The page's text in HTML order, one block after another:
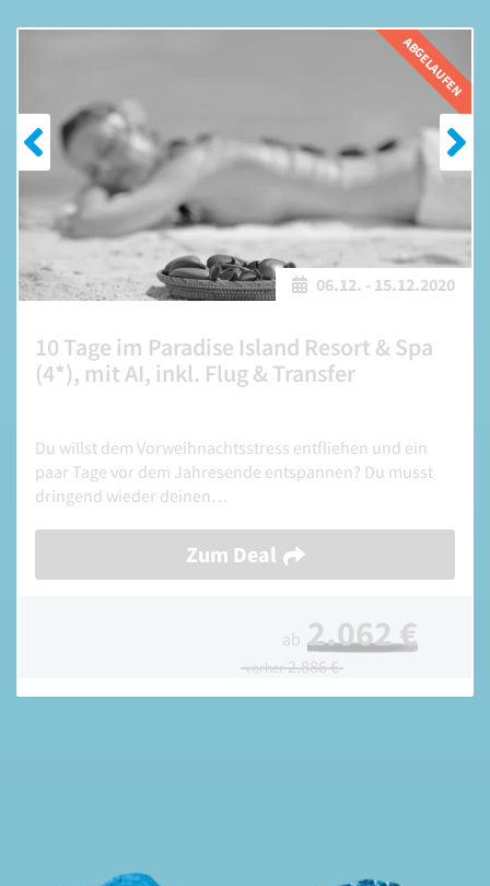
ABGELAUFEN
06.12. - 15.12.2020
10 Tage im Paradise Island Resort & Spa
(4*), mit AI, inkl. Flug & Transfer
Du willst dem Vorweihnachtsstress entfliehen und ein
paar Tage vor dem Jahresende entspannen? Du musst
dringend wieder deinen…
Zum Deal
ab 2.062 €
vorher2.886 €